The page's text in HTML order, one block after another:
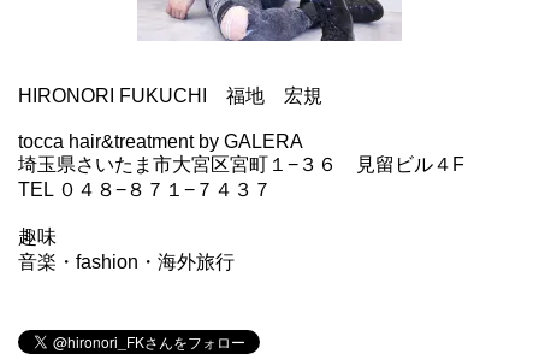
HIRONORI FUKUCHI 福地 宏規
tocca hair&treatment by GALERA
埼玉県さいたま市大宮区宮町１−３６ 見留ビル４F
TEL ０４８−８７１−７４３７
趣味
音楽・fashion・海外旅行